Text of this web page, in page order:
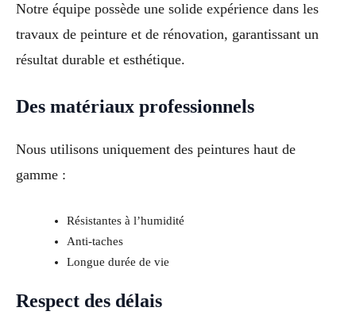
Notre équipe possède une solide expérience dans les
travaux de peinture et de rénovation, garantissant un
résultat durable et esthétique.
Des matériaux professionnels
Nous utilisons uniquement des peintures haut de
gamme :
Résistantes à l’humidité
Anti-taches
Longue durée de vie
Respect des délais